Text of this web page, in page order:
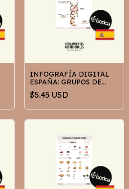
INFOGRAFÍA DIGITAL
ESPAÑA: GRUPOS DE
ALIMENTOS
$5.45 USD